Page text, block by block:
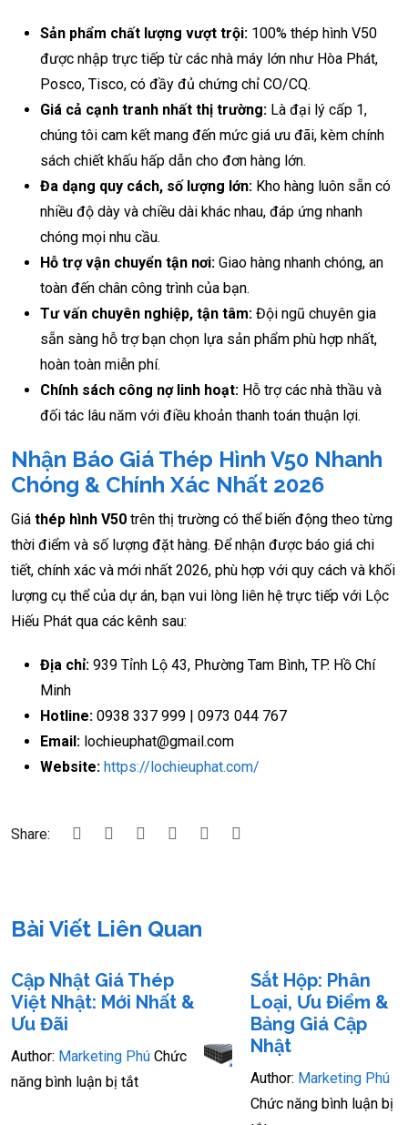
Sản phẩm chất lượng vượt trội: 100% thép hình V50
được nhập trực tiếp từ các nhà máy lớn như Hòa Phát,
Posco, Tisco, có đầy đủ chứng chỉ CO/CQ.
Giá cả cạnh tranh nhất thị trường: Là đại lý cấp 1,
chúng tôi cam kết mang đến mức giá ưu đãi, kèm chính
sách chiết khấu hấp dẫn cho đơn hàng lớn.
Đa dạng quy cách, số lượng lớn: Kho hàng luôn sẵn có
nhiều độ dày và chiều dài khác nhau, đáp ứng nhanh
chóng mọi nhu cầu.
Hỗ trợ vận chuyển tận nơi: Giao hàng nhanh chóng, an
toàn đến chân công trình của bạn.
Tư vấn chuyên nghiệp, tận tâm: Đội ngũ chuyên gia
sẵn sàng hỗ trợ bạn chọn lựa sản phẩm phù hợp nhất,
hoàn toàn miễn phí.
Chính sách công nợ linh hoạt: Hỗ trợ các nhà thầu và
đối tác lâu năm với điều khoản thanh toán thuận lợi.
Nhận Báo Giá Thép Hình V50 Nhanh
Chóng & Chính Xác Nhất 2026
Giá thép hình V50 trên thị trường có thể biến động theo từng
thời điểm và số lượng đặt hàng. Để nhận được báo giá chi
tiết, chính xác và mới nhất 2026, phù hợp với quy cách và khối
lượng cụ thể của dự án, bạn vui lòng liên hệ trực tiếp với Lộc
Hiếu Phát qua các kênh sau:
Địa chỉ: 939 Tỉnh Lộ 43, Phường Tam Bình, TP. Hồ Chí
Minh
Hotline: 0938 337 999 | 0973 044 767
Email: lochieuphat@gmail.com
Website: https://lochieuphat.com/
Share:
Bài Viết Liên Quan
Cập Nhật Giá Thép
Việt Nhật: Mới Nhất &
Ưu Đãi
Author: Marketing Phú Chức
năng bình luận bị tắt
Sắt Hộp: Phân
Loại, Ưu Điểm &
Bảng Giá Cập
Nhật
Author: Marketing Phú
Chức năng bình luận bị